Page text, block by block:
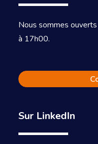
Nous sommes
à 17h00.
Sur LinkedIn